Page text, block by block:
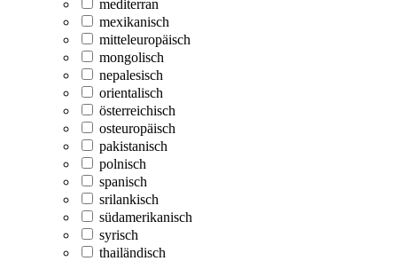
mediterran
mexikanisch
mitteleuropäisch
mongolisch
nepalesisch
orientalisch
österreichisch
osteuropäisch
pakistanisch
polnisch
spanisch
srilankisch
südamerikanisch
syrisch
thailändisch